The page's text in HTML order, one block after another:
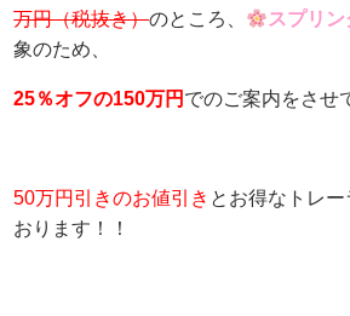
万円（税抜き）のところ、 スプリ
象のため、
25％オフの150万円 でのご案内をさせ
50万円引きのお値引き とお得なトレ
おります！！